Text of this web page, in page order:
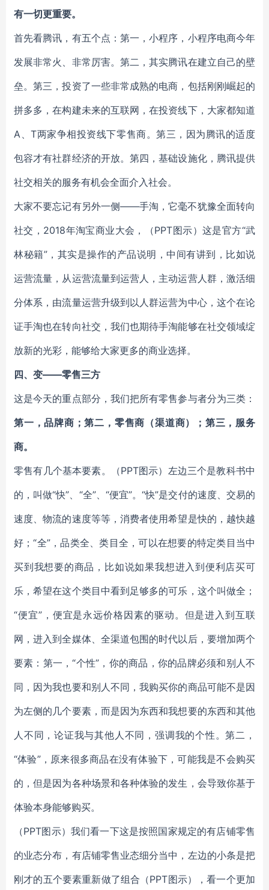
有一切更重要。
首先看腾讯，有五个点：第一，小程序，小程序电商今年
发展非常火、非常厉害。第二，其实腾讯在建立自己的壁
垒。第三，投资了一些非常成熟的电商，包括刚刚崛起的
拼多多，在构建未来的互联网，在投资线下，大家都知道
A、T两家争相投资线下零售商。第三，因为腾讯的适度
包容才有社群经济的开放。第四，基础设施化，腾讯提供
社交相关的服务有机会全面介入社会。
大家不要忘记有另外一侧——手淘，它毫不犹豫全面转向
社交，2018年淘宝商业大会，（PPT图示）这是官方“武
林秘籍”，其实是操作的产品说明，中间有讲到，比如说
运营流量，从运营流量到运营人，主动运营人群，激活细
分体系，由流量运营升级到以人群运营为中心，这个在论
证手淘也在转向社交，我们也期待手淘能够在社交领域绽
放新的光彩，能够给大家更多的商业选择。
四、变——零售三方
这是今天的重点部分，我们把所有零售参与者分为三类：
第一，品牌商；第二，零售商（渠道商）；第三，服务
商。
零售有几个基本要素。（PPT图示）左边三个是教科书中
的，叫做“快”、“全”、“便宜”。“快”是交付的速度、交易的
速度、物流的速度等等，消费者使用希望是快的，越快越
好；“全”，品类全、类目全，可以在想要的特定类目当中
买到我想要的商品，比如说如果我想进入到便利店买可
乐，希望在这个类目中看到足够多的可乐，这个叫做全；
“便宜”，便宜是永远价格因素的驱动。但是进入到互联
网，进入到全媒体、全渠道包围的时代以后，要增加两个
要素：第一，“个性”，你的商品，你的品牌必须和别人不
同，因为我也要和别人不同，我购买你的商品可能不是因
为左侧的几个要素，而是因为东西和我想要的东西和其他
人不同，论证我与其他人不同，强调我的个性。第二，
“体验”，原来很多商品在没有体验下，可能我是不会购买
的，但是因为各种场景和各种体验的发生，会导致你基于
体验本身能够购买。
（PPT图示）我们看一下这是按照国家规定的有店铺零售
的业态分布，有店铺零售业态细分当中，左边的小条是把
刚才的五个要素重新做了组合（PPT图示），看一个更加